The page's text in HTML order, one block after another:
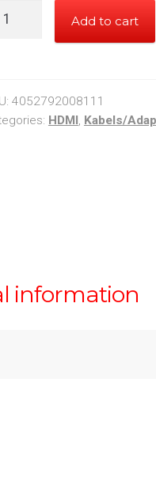
Add to cart
4052792008111
HDMI, Kabels/
information